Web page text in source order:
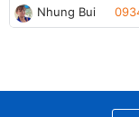
Nhung Bui